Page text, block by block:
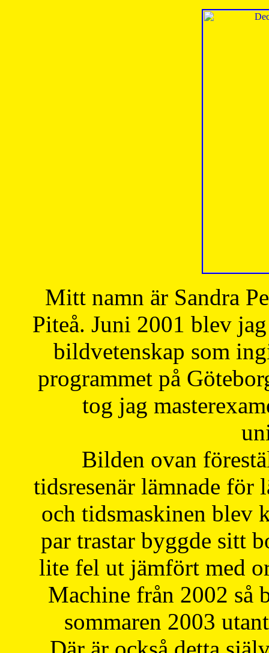
Mitt namn är Sandra
Piteå. Juni 2001 blev
bildvetenskap som
programmet på
tog jag
Bilden ovan
tidsresenär lämnade för
och tidsmaskinen blev
par trastar byggde sitt
lite fel ut jämfört med
Machine från 2002 så
sommaren 2003